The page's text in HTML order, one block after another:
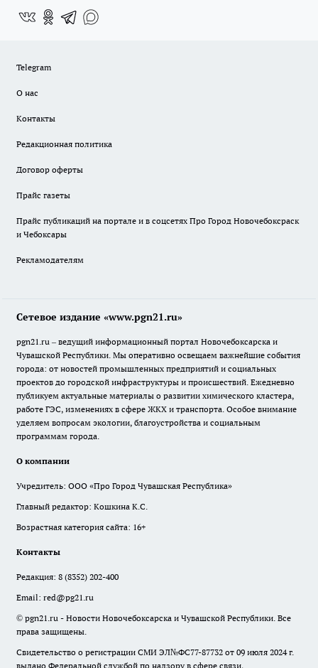
Telegram
О нас
Контакты
Редакционная политика
Договор оферты
Прайс газеты
Прайс публикаций на портале и в соцсетях Про Город Новочебоксраск
и Чебоксары
Рекламодателям
Сетевое издание «www.pgn21.ru»
pgn21.ru – ведущий информационный портал Новочебоксарска и
Чувашской Республики. Мы оперативно освещаем важнейшие события
города: от новостей промышленных предприятий и социальных
проектов до городской инфраструктуры и происшествий. Ежедневно
публикуем актуальные материалы о развитии химического кластера,
работе ГЭС, изменениях в сфере ЖКХ и транспорта. Особое внимание
уделяем вопросам экологии, благоустройства и социальным
программам города.
О компании
Учредитель: ООО «Про Город Чувашская Республика»
Главный редактор: Кошкина К.С.
Возрастная категория сайта: 16+
Контакты
Редакция: 8 (8352) 202-400
Email: red@pg21.ru
© pgn21.ru - Новости Новочебоксарска и Чувашской Республики. Все
права защищены.
Свидетельство о регистрации СМИ ЭЛ№ФС77-87732 от 09 июля 2024 г.
выдано Федеральной службой по надзору в сфере связи,